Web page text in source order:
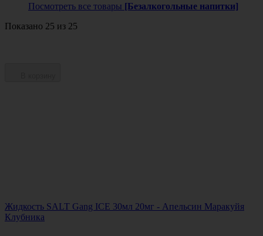
Посмотреть все товары [Безалкогольные напитки]
Показано 25 из 25
Жидкость SALT Gang ICE 30мл 20мг - Апельсин Маракуйя
Клубника